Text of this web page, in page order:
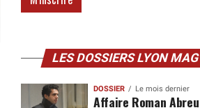
LES DOSSIERS LYON MAG
DOSSIER Le mois dernier
Affaire Roman Abreu